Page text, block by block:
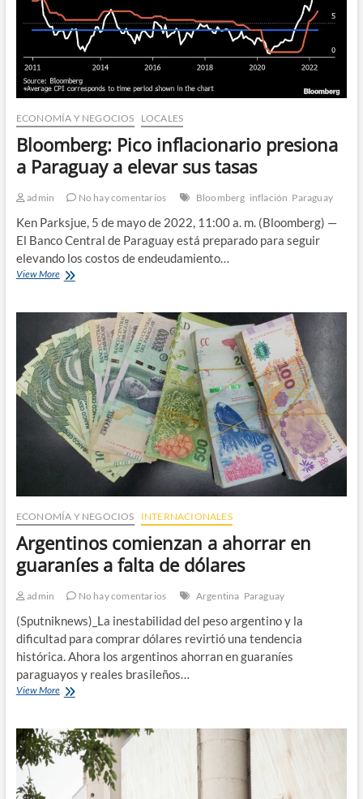
ECONOMÍA Y NEGOCIOS LOCALES
Bloomberg: Pico inflacionario presiona
a Paraguay a elevar sus tasas
admin No hay comentarios Bloomberg inflación Paraguay
Ken Parksjue, 5 de mayo de 2022, 11:00 a. m. (Bloomberg) —
El Banco Central de Paraguay está preparado para seguir
elevando los costos de endeudamiento…
View MoreBloomberg:
presiona
a
Paraguay
a
elevar
sus
tasas
ECONOMÍA Y NEGOCIOS INTERNACIONALES
Argentinos comienzan a ahorrar en
guaraníes a falta de dólares
admin No hay comentarios Argentina Paraguay
(Sputniknews)_La inestabilidad del peso argentino y la
dificultad para comprar dólares revirtió una tendencia
histórica. Ahora los argentinos ahorran en guaraníes
paraguayos y reales brasileños…
View MoreArgentinos
ahorrar
en
guaraníes
falta